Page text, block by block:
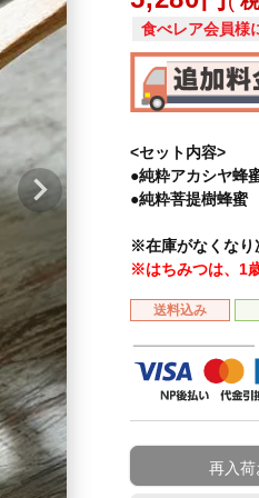
食べレア会員様
<セット内容>
●純粋アカシヤ
●純粋菩提樹蜂
※在庫がなくなり
※はちみつは、1
送料込み
再入